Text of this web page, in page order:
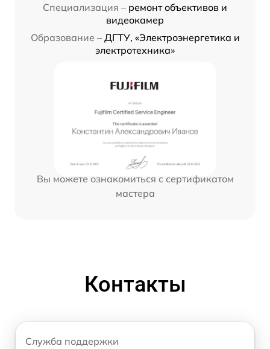
Специализация – ремонт объективов и
видеокамер
Образование – ДГТУ, «Электроэнергетика и
электротехника»
Вы можете ознакомиться с сертификатом
мастера
Контакты
Служба поддержки